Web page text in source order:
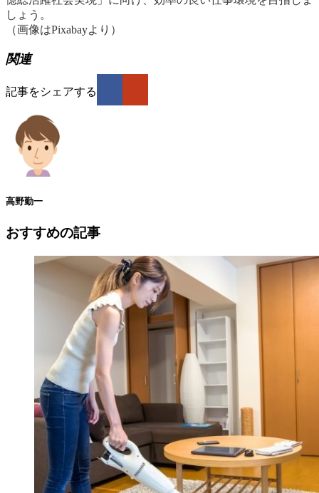
しょう。
（画像はPixabayより）
関連
記事をシェアする
高野勤一
おすすめの記事